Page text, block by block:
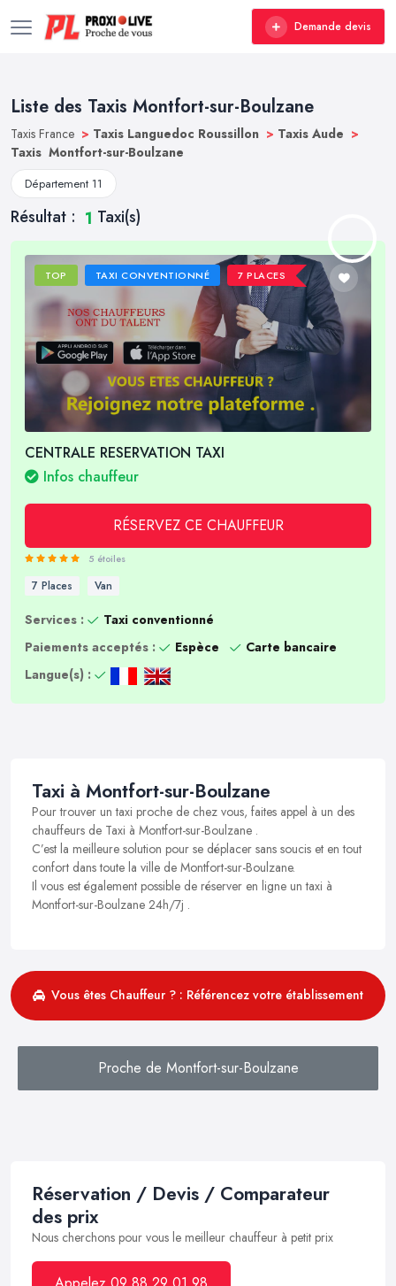
Demande devis
Liste des Taxis Montfort-sur-Boulzane
Taxis France > Taxis Languedoc Roussillon > Taxis Aude >
Taxis Montfort-sur-Boulzane
Département 11
Résultat : 1 Taxi(s)
TOP TAXI CONVENTIONNÉ 7 PLACES
CENTRALE RESERVATION TAXI
Infos chauffeur
RÉSERVEZ CE CHAUFFEUR
5 étoiles
7 Places Van
Services :
Taxi conventionné
Paiements acceptés :
Espèce
Carte bancaire
Langue(s) :
Taxi à Montfort-sur-Boulzane
Pour trouver un taxi proche de chez vous, faites appel à un des
chauffeurs de Taxi à Montfort-sur-Boulzane .
C’est la meilleure solution pour se déplacer sans soucis et en tout
confort dans toute la ville de Montfort-sur-Boulzane.
Il vous est également possible de réserver en ligne un taxi à
Montfort-sur-Boulzane 24h/7j .
Vous êtes Chauffeur ? : Référencez votre établissement
Proche de Montfort-sur-Boulzane
Réservation / Devis / Comparateur
des prix
Nous cherchons pour vous le meilleur chauffeur à petit prix